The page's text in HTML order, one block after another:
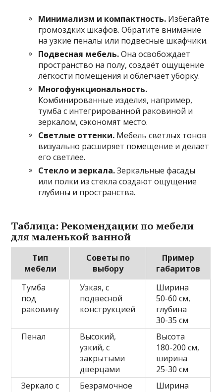
Минимализм и компактность. Избегайте
громоздких шкафов. Обратите внимание
на узкие пеналы или подвесные шкафчики.
Подвесная мебель.Она освобождает
пространство на полу, создаёт ощущение
лёгкости помещения и облегчает уборку.
Многофункциональность.
Комбинированные изделия, например,
тумба с интегрированной раковиной и
зеркалом, сэкономят место.
Светлые оттенки. Мебель светлых тонов
визуально расширяет помещение и делает
его светлее.
Стекло и зеркала.Зеркальные фасады
или полки из стекла создают ощущение
глубины и пространства.
Таблица: Рекомендации по мебели
для маленькой ванной
Тип
мебели
Советы по
выбору
Пример
габаритов
Тумба
под
раковину
Узкая, с
подвесной
конструкцией
Ширина
50-60 см,
глубина
30-35 см
Пенал
Высокий,
узкий, с
закрытыми
дверцами
Высота
180-200 см,
ширина
25-30 см
Зеркало с
Безрамочное
Ширина